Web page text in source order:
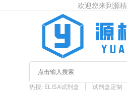
欢迎您来到源桔
热搜: ELISA试剂盒 试剂盒定制